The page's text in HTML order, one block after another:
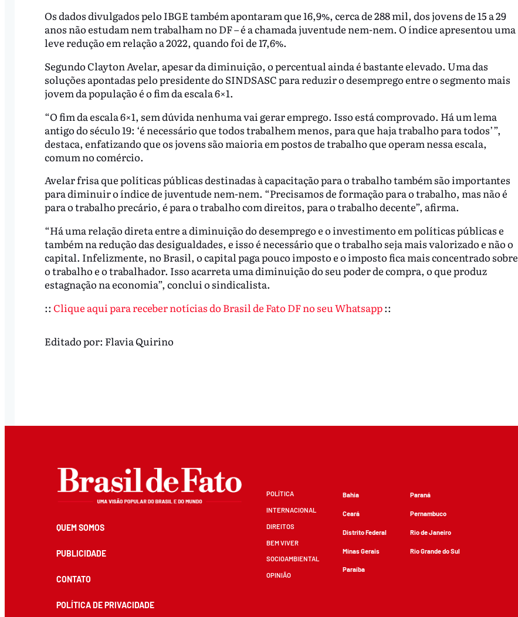
Os dados divulgados pelo IBGE também apontaram que 16,9%, cerca de 288 mil, dos jovens de 15 a 29
anos não estudam nem trabalham no DF – é a chamada juventude nem-nem. O índice apresentou uma
leve redução em relação a 2022, quando foi de 17,6%.
Segundo Clayton Avelar, apesar da diminuição, o percentual ainda é bastante elevado. Uma das
soluções apontadas pelo presidente do SINDSASC para reduzir o desemprego entre o segmento mais
jovem da população é o fim da escala 6×1.
“O fim da escala 6×1, sem dúvida nenhuma vai gerar emprego. Isso está comprovado. Há um lema
antigo do século 19: ‘é necessário que todos trabalhem menos, para que haja trabalho para todos’”,
destaca, enfatizando que os jovens são maioria em postos de trabalho que operam nessa escala,
comum no comércio.
Avelar frisa que políticas públicas destinadas à capacitação para o trabalho também são importantes
para diminuir o índice de juventude nem-nem. “Precisamos de formação para o trabalho, mas não é
para o trabalho precário, é para o trabalho com direitos, para o trabalho decente”, afirma.
“Há uma relação direta entre a diminuição do desemprego e o investimento em políticas públicas e
também na redução das desigualdades, e isso é necessário que o trabalho seja mais valorizado e não o
capital. Infelizmente, no Brasil, o capital paga pouco imposto e o imposto fica mais concentrado sobre
o trabalho e o trabalhador. Isso acarreta uma diminuição do seu poder de compra, o que produz
estagnação na economia”, conclui o sindicalista.
:: Clique aqui para receber notícias do Brasil de Fato DF no seu Whatsapp::
Editado por: Flavia Quirino
QUEM SOMOS
PUBLICIDADE
CONTATO
POLÍTICA DE PRIVACIDADE
POLÍTICA
INTERNACIONAL
DIREITOS
BEM VIVER
SOCIOAMBIENTAL
OPINIÃO
Bahia
Ceará
Distrito Federal
Minas Gerais
Paraíba
Paraná
Pernambuco
Rio de Janeiro
Rio Grande do Sul